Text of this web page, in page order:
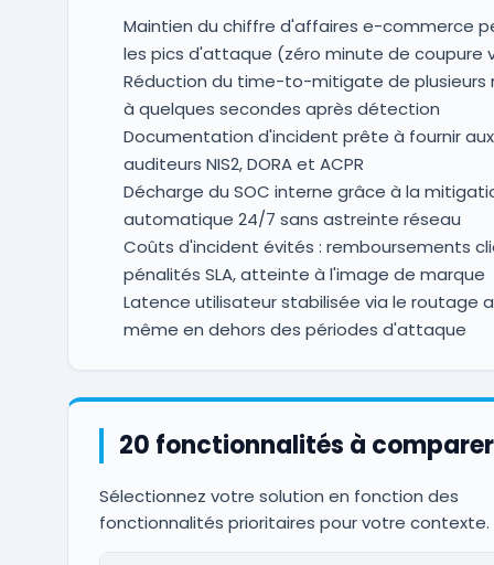
Maintien du chiffre d'affaires e-commerce
les pics d'attaque (zéro minute de coupure
Réduction du time-to-mitigate de plusieurs
à quelques secondes après détection
Documentation d'incident prête à fournir aux
auditeurs NIS2, DORA et ACPR
Décharge du SOC interne grâce à la
automatique 24/7 sans astreinte réseau
Coûts d'incident évités : remboursements
pénalités SLA, atteinte à l'image de marque
Latence utilisateur stabilisée via le routage
même en dehors des périodes d'attaque
20 fonctionnalités à comparer
Sélectionnez votre solution en fonction des
fonctionnalités prioritaires pour votre contexte.